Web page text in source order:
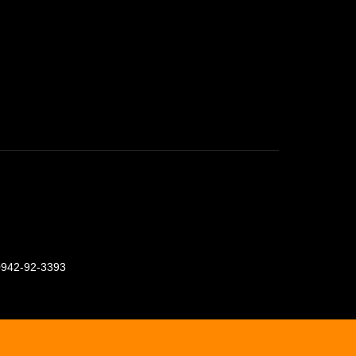
92-3393